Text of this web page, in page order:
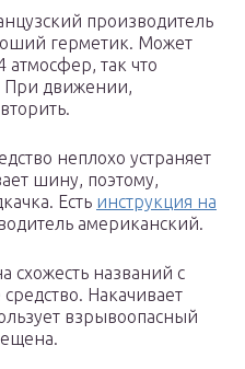
производитель
герметик. Может
атмосфер, так что
При движении,
неплохо устраняет
шину, поэтому,
Есть инструкция на
американский.
схожесть названий с
Накачивает
взрывоопасный